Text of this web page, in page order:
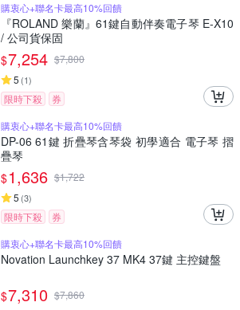
購衷心+聯名卡最高10%回饋
『ROLAND 樂蘭』61鍵自動伴奏電子琴 E-X10
/ 公司貨保固
$7,254 $7,800
5 (1)
限時下殺
券
購衷心+聯名卡最高10%回饋
DP-06 61鍵 折疊琴含琴袋 初學適合 電子琴 摺
疊琴
$1,636 $1,722
5 (3)
限時下殺 券
購衷心+聯名卡最高10%回饋
Novation Launchkey 37 MK4 37鍵 主控鍵盤
$7,310 $7,860